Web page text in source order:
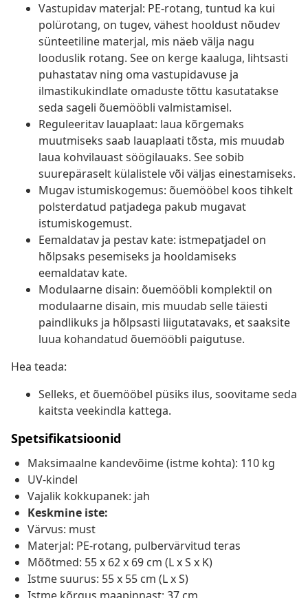
Vastupidav materjal: PE-rotang, tuntud ka kui
polürotang, on tugev, vähest hooldust nõudev
sünteetiline materjal, mis näeb välja nagu
looduslik rotang. See on kerge kaaluga, lihtsasti
puhastatav ning oma vastupidavuse ja
ilmastikukindlate omaduste tõttu kasutatakse
seda sageli õuemööbli valmistamisel.
Reguleeritav lauaplaat: laua kõrgemaks
muutmiseks saab lauaplaati tõsta, mis muudab
laua kohvilauast söögilauaks. See sobib
suurepäraselt külalistele või väljas einestamiseks.
Mugav istumiskogemus: õuemööbel koos tihkelt
polsterdatud patjadega pakub mugavat
istumiskogemust.
Eemaldatav ja pestav kate: istmepatjadel on
hõlpsaks pesemiseks ja hooldamiseks
eemaldatav kate.
Modulaarne disain: õuemööbli komplektil on
modulaarne disain, mis muudab selle täiesti
paindlikuks ja hõlpsasti liigutatavaks, et saaksite
luua kohandatud õuemööbli paigutuse.
Hea teada:
Selleks, et õuemööbel püsiks ilus, soovitame seda
kaitsta veekindla kattega.
Spetsifikatsioonid
Maksimaalne kandevõime (istme kohta): 110 kg
UV-kindel
Vajalik kokkupanek: jah
Keskmine iste:
Värvus: must
Materjal: PE-rotang, pulbervärvitud teras
Mõõtmed: 55 x 62 x 69 cm (L x S x K)
Istme suurus: 55 x 55 cm (L x S)